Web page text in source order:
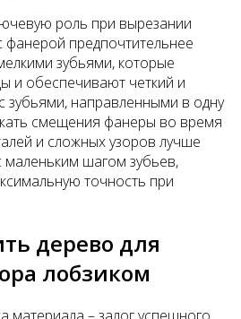
роль при вырезании
фанерой предпочтительнее
зубьями, которые
и обеспечивают четкий и
зубьями, направленными в одну
смещения фанеры во время
и сложных узоров лучше
маленьким шагом зубьев,
точность при
дерево для
лобзиком